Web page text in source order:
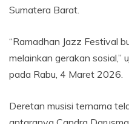
Sumatera Barat.
“Ramadhan Jazz Festival
melainkan gerakan sosial,”
pada Rabu, 4 Maret 2026.
Deretan musisi ternama